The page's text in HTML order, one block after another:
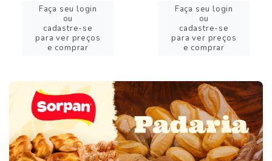
Faça seu login
ou
cadastre-se
para ver preços
e comprar
Faça seu login
ou
cadastre-se
para ver preços
e comprar